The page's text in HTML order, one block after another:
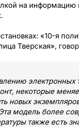
на информацию
«10-я
Тверская»,
электронных
некоторые
новых
модель более
также есть